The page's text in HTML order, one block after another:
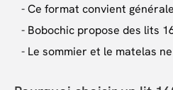
- Ce format convient
- Bobochic propose des lits
- Le sommier et le matelas